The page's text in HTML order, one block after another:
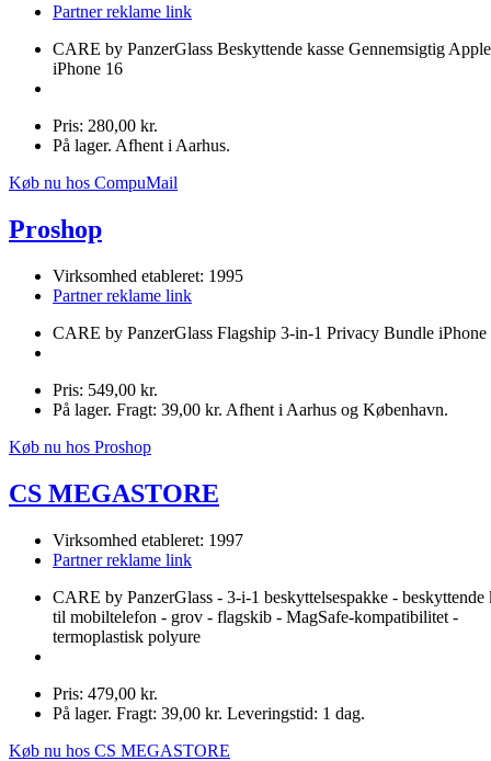
Partner reklame link
CARE by PanzerGlass Beskyttende kasse Gennemsigtig Apple
iPhone 16
Pris: 280,00 kr.
På lager. Afhent i Aarhus.
Køb nu hos CompuMail
Proshop
Virksomhed etableret: 1995
Partner reklame link
CARE by PanzerGlass Flagship 3-in-1 Privacy Bundle iPhone
Pris: 549,00 kr.
På lager. Fragt: 39,00 kr. Afhent i Aarhus og København.
Køb nu hos Proshop
CS MEGASTORE
Virksomhed etableret: 1997
Partner reklame link
CARE by PanzerGlass - 3-i-1 beskyttelsespakke - beskyttende
til mobiltelefon - grov - flagskib - MagSafe-kompatibilitet -
termoplastisk polyure
Pris: 479,00 kr.
På lager. Fragt: 39,00 kr. Leveringstid: 1 dag.
Køb nu hos CS MEGASTORE